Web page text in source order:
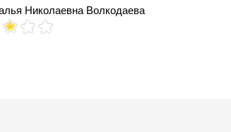
Николаевна Волкодаева